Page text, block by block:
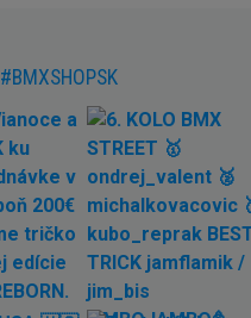
#BMXSHOPSK